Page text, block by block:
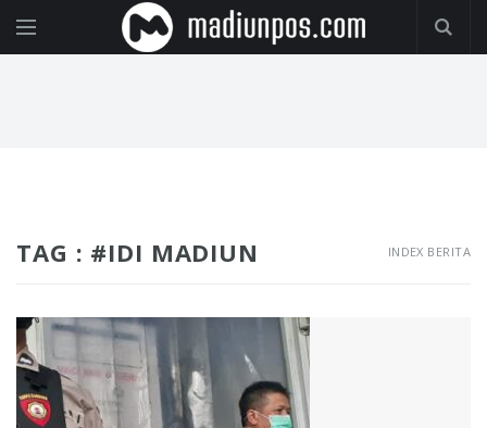
TAG : #IDI MADIUN INDEX BERITA